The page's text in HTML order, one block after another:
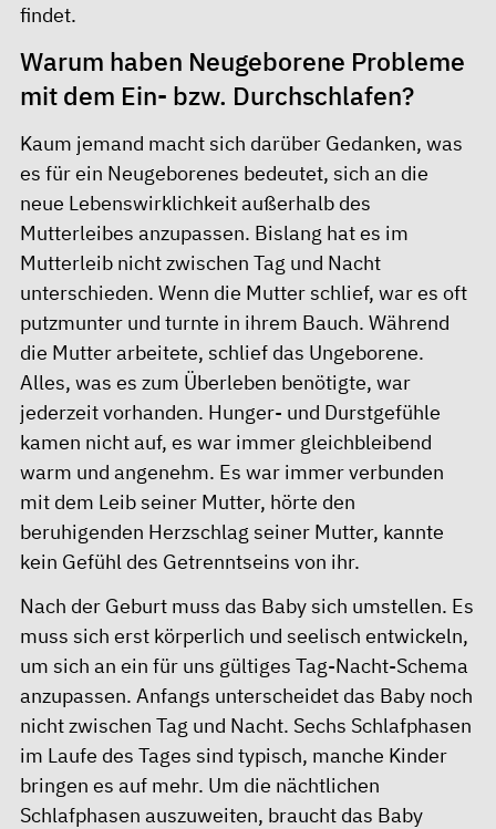
findet.
Warum haben Neugeborene Probleme
mit dem Ein- bzw. Durchschlafen?
Kaum jemand macht sich darüber Gedanken, was
es für ein Neugeborenes bedeutet, sich an die
neue Lebenswirklichkeit außerhalb des
Mutterleibes anzupassen. Bislang hat es im
Mutterleib nicht zwischen Tag und Nacht
unterschieden. Wenn die Mutter schlief, war es oft
putzmunter und turnte in ihrem Bauch. Während
die Mutter arbeitete, schlief das Ungeborene.
Alles, was es zum Überleben benötigte, war
jederzeit vorhanden. Hunger- und Durstgefühle
kamen nicht auf, es war immer gleichbleibend
warm und angenehm. Es war immer verbunden
mit dem Leib seiner Mutter, hörte den
beruhigenden Herzschlag seiner Mutter, kannte
kein Gefühl des Getrenntseins von ihr.
Nach der Geburt muss das Baby sich umstellen. Es
muss sich erst körperlich und seelisch entwickeln,
um sich an ein für uns gültiges Tag-Nacht-Schema
anzupassen. Anfangs unterscheidet das Baby noch
nicht zwischen Tag und Nacht. Sechs Schlafphasen
im Laufe des Tages sind typisch, manche Kinder
bringen es auf mehr. Um die nächtlichen
Schlafphasen auszuweiten, braucht das Baby